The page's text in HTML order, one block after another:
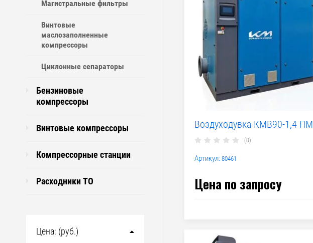
Магистральные фильтры
Винтовые
маслозаполненные
компрессоры
Циклонные сепараторы
Бензиновые
компрессоры
Винтовые компрессоры
Компрессорные станции
Расходники ТО
Цена: (руб.)
Воздуходувка КМВ90-1,4 ПМ
(0)
Артикул: 80461
Цена по запросу